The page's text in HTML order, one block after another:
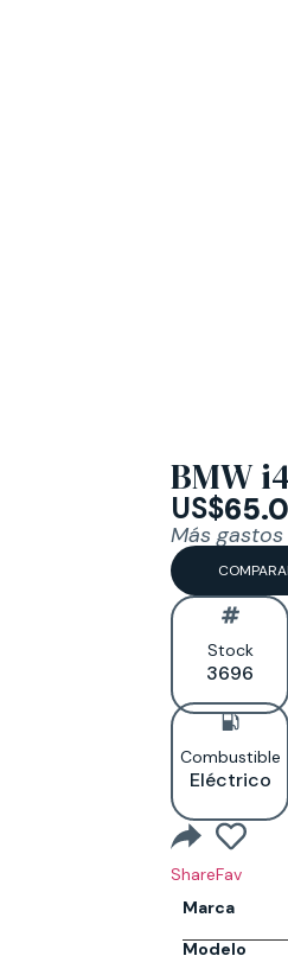
BMW
US$
Más gastos
Stock
3696
Combustible
Eléctrico
ShareFav
Marca
Modelo